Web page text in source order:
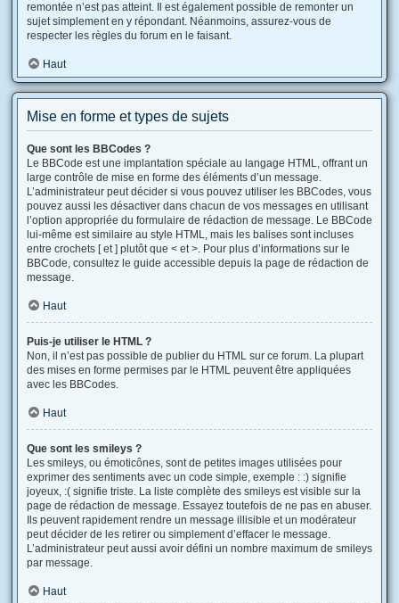
remontée n’est pas atteint. Il est également possible de remonter un
sujet simplement en y répondant. Néanmoins, assurez-vous de
respecter les règles du forum en le faisant.
Haut
Mise en forme et types de sujets
Que sont les BBCodes ?
Le BBCode est une implantation spéciale au langage HTML, offrant un
large contrôle de mise en forme des éléments d’un message.
L’administrateur peut décider si vous pouvez utiliser les BBCodes, vous
pouvez aussi les désactiver dans chacun de vos messages en utilisant
l’option appropriée du formulaire de rédaction de message. Le BBCode
lui-même est similaire au style HTML, mais les balises sont incluses
entre crochets [ et ] plutôt que < et >. Pour plus d’informations sur le
BBCode, consultez le guide accessible depuis la page de rédaction de
message.
Haut
Puis-je utiliser le HTML ?
Non, il n’est pas possible de publier du HTML sur ce forum. La plupart
des mises en forme permises par le HTML peuvent être appliquées
avec les BBCodes.
Haut
Que sont les smileys ?
Les smileys, ou émoticônes, sont de petites images utilisées pour
exprimer des sentiments avec un code simple, exemple : :) signifie
joyeux, :( signifie triste. La liste complète des smileys est visible sur la
page de rédaction de message. Essayez toutefois de ne pas en abuser.
Ils peuvent rapidement rendre un message illisible et un modérateur
peut décider de les retirer ou simplement d’effacer le message.
L’administrateur peut aussi avoir défini un nombre maximum de smileys
par message.
Haut